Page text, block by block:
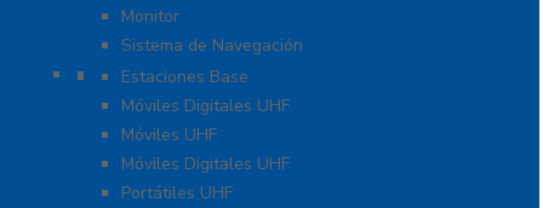
Monitor
Sistema de Navegación
Radios Comerciales ICOM / KENWOOD
Estaciones Base
Móviles Digitales UHF
Móviles UHF
Móviles Digitales UHF
Portátiles UHF